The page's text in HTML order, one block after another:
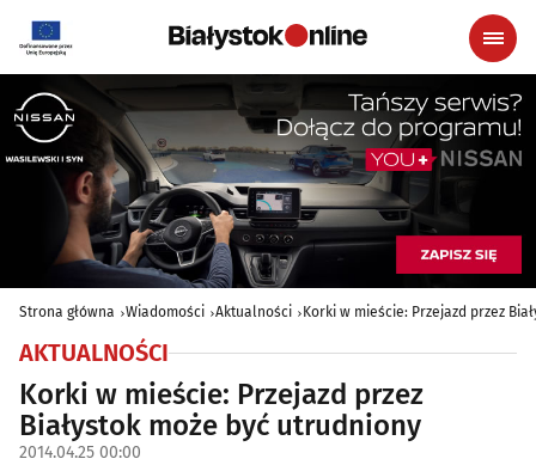
Strona główna Wiadomości Aktualności Korki w mieście: Przejazd przez
AKTUALNOŚCI
Korki w mieście: Przejazd przez
Białystok może być utrudniony
2014.04.25 00:00